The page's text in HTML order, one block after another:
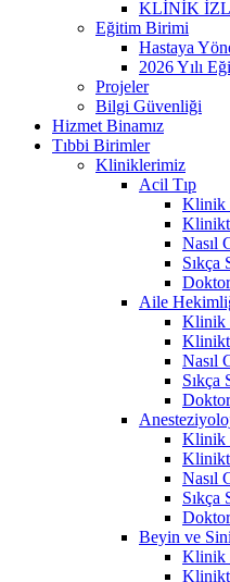
KLİNİK
Eğitim Birimi
Hastaya
2026 Yılı
Projeler
Bilgi Güvenliği
Hizmet Binamız
Tıbbi Birimler
Kliniklerimiz
Acil Tıp
Klinik
Nasıl
Sıkça
Aile
Klinik
Nasıl
Sıkça
Klinik
Nasıl
Sıkça
Beyin ve
Klinik